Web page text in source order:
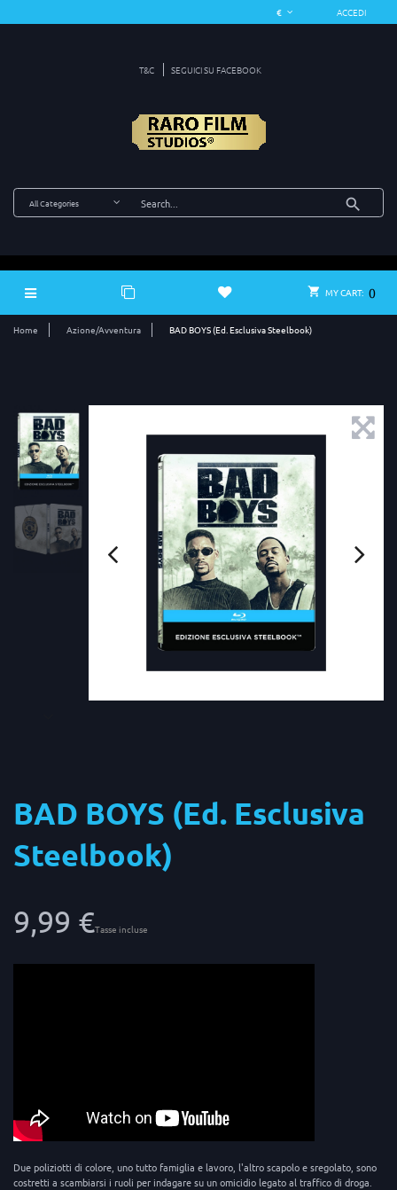
ACCEDI
T&C SEGUICI SU FACEBOOK
MY CART: 0
Home Azione/Avventura BAD BOYS (Ed. Esclusiva Steelbook)
BAD BOYS (Ed. Esclusiva
Steelbook)
9,99 €Tasse incluse
Due poliziotti di colore, uno tutto famiglia e lavoro, l'altro scapolo e sregolato, sono
costretti a scambiarsi i ruoli per indagare su un omicidio legato al traffico di droga.